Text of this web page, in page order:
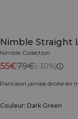
Nimble Straight
Nimble Collection
55€79€(-30%)
Pantalon jambe droite en
Couleur: Dark Green